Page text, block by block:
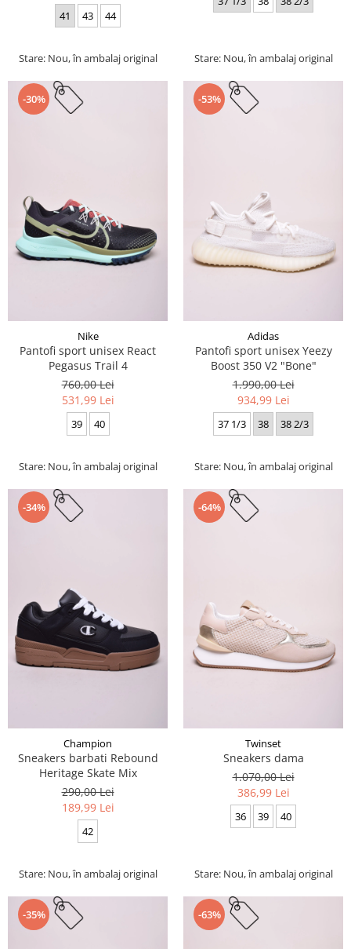
41 43 44
Stare: Nou, în ambalaj original Stare: Nou, în ambalaj original
-30%
Nike
Pantofi sport unisex React
Pegasus Trail 4
760,00 Lei
531,99 Lei
39 40
Stare: Nou, în ambalaj original
-53%
Adidas
Pantofi sport unisex Yeezy
Boost 350 V2 "Bone"
1.990,00 Lei
934,99 Lei
37 1/3 38 38 2/3
Stare: Nou, în ambalaj original
-34%
Champion
Sneakers barbati Rebound
Heritage Skate Mix
290,00 Lei
189,99 Lei
42
Stare: Nou, în ambalaj original
-64%
Twinset
Sneakers dama
1.070,00 Lei
386,99 Lei
36 39 40
Stare: Nou, în ambalaj original
-35% -63%